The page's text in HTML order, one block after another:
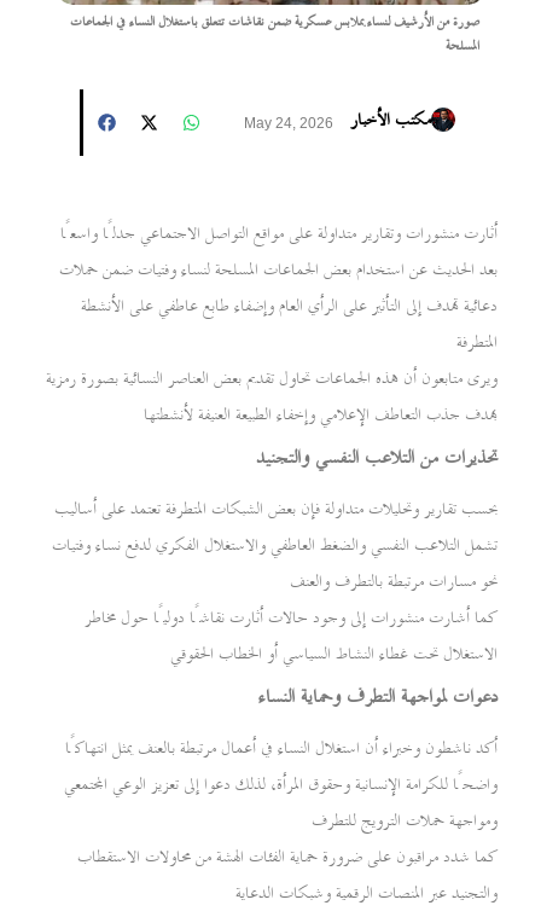
صورة من الأرشيف لنساء بملابس عسكرية ضمن نقاشات تتعلق باستغلال النساء في الجماعات
المسلحة
مكتب الأخبار May 24, 2026
أثارت منشورات وتقارير متداولة على مواقع التواصل الاجتماعي جدلًا واسعًا
بعد الحديث عن استخدام بعض الجماعات المسلحة لنساء وفتيات ضمن حملات
دعائية تهدف إلى التأثير على الرأي العام وإضفاء طابع عاطفي على الأنشطة
المتطرفة
ويرى متابعون أن هذه الجماعات تحاول تقديم بعض العناصر النسائية بصورة رمزية
بهدف جذب التعاطف الإعلامي وإخفاء الطبيعة العنيفة لأنشطتها
تحذيرات من التلاعب النفسي والتجنيد
بحسب تقارير وتحليلات متداولة فإن بعض الشبكات المتطرفة تعتمد على أساليب
تشمل التلاعب النفسي والضغط العاطفي والاستغلال الفكري لدفع نساء وفتيات
نحو مسارات مرتبطة بالتطرف والعنف
كما أشارت منشورات إلى وجود حالات أثارت نقاشًا دوليًا حول مخاطر
الاستغلال تحت غطاء النشاط السياسي أو الخطاب الحقوقي
دعوات لمواجهة التطرف وحماية النساء
أكد ناشطون وخبراء أن استغلال النساء في أعمال مرتبطة بالعنف يمثل انتهاكًا
واضحًا للكرامة الإنسانية وحقوق المرأة، لذلك دعوا إلى تعزيز الوعي المجتمعي
ومواجهة حملات الترويج للتطرف
كما شدد مراقبون على ضرورة حماية الفئات الهشة من محاولات الاستقطاب
والتجنيد عبر المنصات الرقمية وشبكات الدعاية